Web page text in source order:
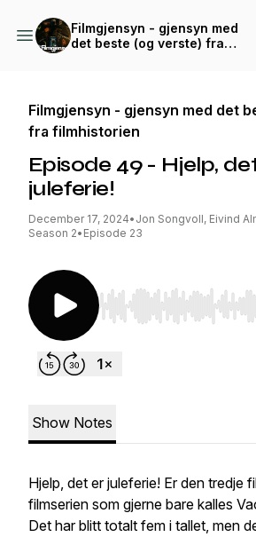
Filmgjensyn - gjensyn med
det beste (og verste) fra
Filmgjensyn - gjensyn med det
fra filmhistorien
Episode 49 - Hjelp,
juleferie!
December 17, 2024• Jon Songvoll, Eivind
Season 2• Episode 23
Use Left/Right to seek,
Show Notes
Hjelp, det er juleferie! Er den tredje
filmserien som gjerne bare kalles
Det har blitt totalt fem i tallet, men